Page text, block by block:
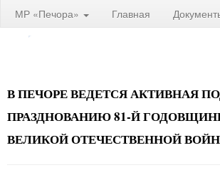
МР «Печора» Главная
В ПЕЧОРЕ ВЕДЕТСЯ АКТИВНАЯ
ПРАЗДНОВАНИЮ 81-Й
ВЕЛИКОЙ ОТЕЧЕСТВЕННОЙ